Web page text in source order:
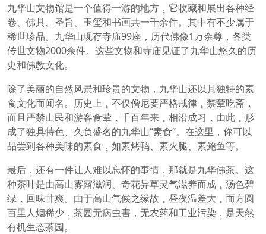
九华山文物馆是一个值得一游的地方，它收藏和展出各种经
卷、佛具、圣旨、玉玺和书画共一千余件。其中有不少属于
稀世珍品。九华山现存寺庙99座，历代佛像1万余尊，各类
传世文物2000余件。这些文物和寺庙见证了九华山悠久的历
史和佛教文化。
除了美丽的自然风景和珍贵的文物，九华山还以其独特的素
食文化而闻名。历史上，不仅僧尼要严格戒律，禁荤吃斋，
而且严禁山民和游客食荤，千百年来，相沿成习，由此，形
成了独具特色、久负盛名的九华山“素食”。在这里，你可以
品尝到各种美味的素食，如素烤鸭、素火腿、素鲍鱼等。
最后，还有一件让人难以忘怀的事情，那就是九华佛茶。这
种茶叶是由高山雾露滋润、奇花异草灵气滋养而成，汤色碧
绿，回味甘爽。由于高山气候之缘故，昼夜温差大，而方圆
百里人烟稀少，茶园无病虫害，无农药和工业污染，是天然
有机生态茶园。